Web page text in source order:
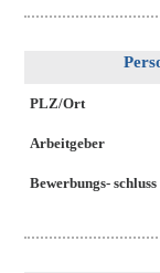
PLZ/Ort
Arbeitgeber
Bewerbungs- schluss